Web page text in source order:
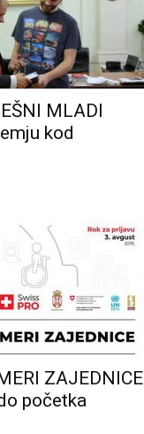
MLADI
kod
ZAJEDNICE
početka